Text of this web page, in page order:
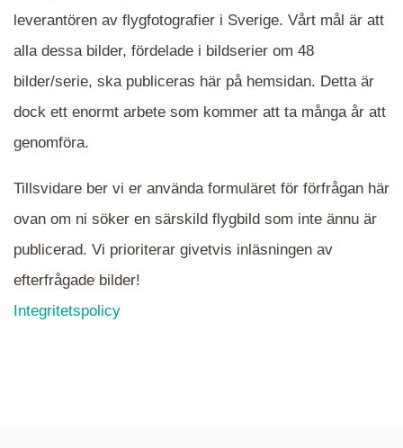
När du ser blåa, röda eller gröna mappar är det
en serie i varje. Dra i kartan för att komma
närmare det område Du söker och klicka på
mappen.
leverantören av flygfotografier i Sverige. Vårt mål är att
alla dessa bilder, fördelade i bildserier om 48
bilder/serie, ska publiceras här på hemsidan. Detta är
dock ett enormt arbete som kommer att ta många år att
genomföra.
Tillsvidare ber vi er använda formuläret för förfrågan här
ovan om ni söker en särskild flygbild som inte ännu är
publicerad. Vi prioriterar givetvis inläsningen av
efterfrågade bilder!
Integritetspolicy